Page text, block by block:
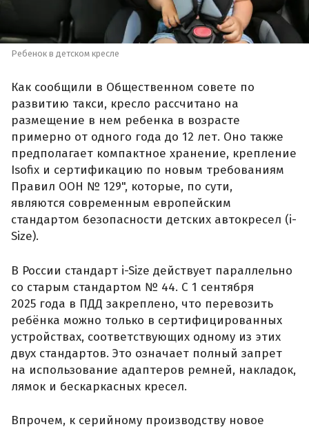
Ребенок в детском кресле
Как сообщили в Общественном совете по
развитию такси, кресло рассчитано на
размещение в нем ребенка в возрасте
примерно от одного года до 12 лет. Оно также
предполагает компактное хранение, крепление
Isofix и сертификацию по новым требованиям
Правил ООН № 129", которые, по сути,
являются современным европейским
стандартом безопасности детских автокресел (i-
Size).
В России стандарт i-Size действует параллельно
со старым стандартом № 44. С 1 сентября
2025 года в ПДД закреплено, что перевозить
ребёнка можно только в сертифицированных
устройствах, соответствующих одному из этих
двух стандартов. Это означает полный запрет
на использование адаптеров ремней, накладок,
лямок и бескаркасных кресел.
Впрочем, к серийному производству новое